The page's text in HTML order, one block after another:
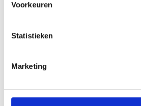
Voorkeuren
Statistieken
Marketing